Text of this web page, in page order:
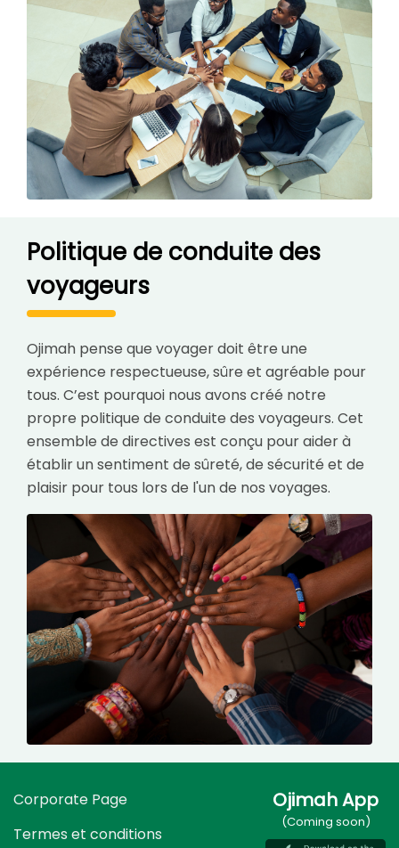
Politique de conduite des
voyageurs
Ojimah pense que voyager doit être une
expérience respectueuse, sûre et agréable pour
tous. C’est pourquoi nous avons créé notre
propre politique de conduite des voyageurs. Cet
ensemble de directives est conçu pour aider à
établir un sentiment de sûreté, de sécurité et de
plaisir pour tous lors de l'un de nos voyages.
Corporate Page
Termes et conditions
Ojimah App
(Coming soon)